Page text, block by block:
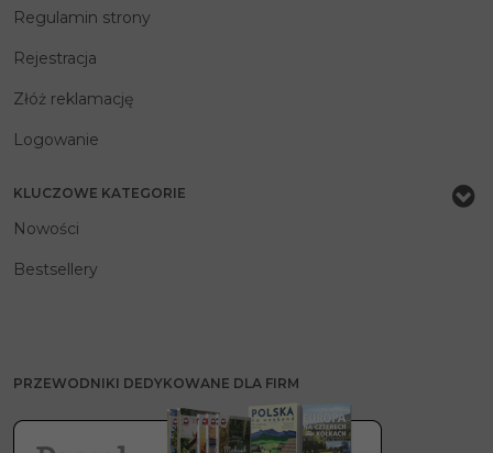
Regulamin strony
Rejestracja
Złóż reklamację
Logowanie
KLUCZOWE KATEGORIE
Nowości
Bestsellery
PRZEWODNIKI DEDYKOWANE DLA FIRM